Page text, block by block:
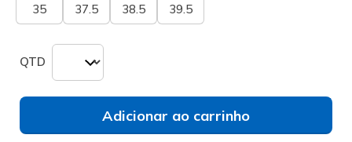
35 37.5 38.5 39.5
QTD
Adicionar ao carrinho